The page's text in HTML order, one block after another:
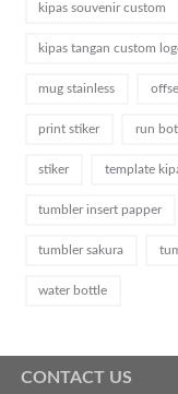
kipas souvenir custom
kipas tangan custom
mug stainless
print stiker run
stiker template
tumbler insert papper
tumbler sakura
water bottle
CONTACT US